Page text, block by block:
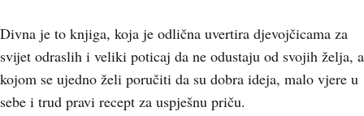
Divna je to knjiga, koja je odlična uvertira djevojčicama za
svijet odraslih i veliki poticaj da ne odustaju od svojih želja, a
kojom se ujedno želi poručiti da su dobra ideja, malo vjere u
sebe i trud pravi recept za uspješnu priču.